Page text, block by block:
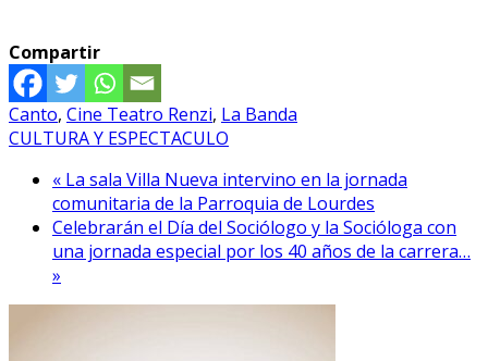
Compartir
Canto, Cine Teatro Renzi, La Banda
CULTURA Y ESPECTACULO
« La sala Villa Nueva intervino en la jornada
comunitaria de la Parroquia de Lourdes
Celebrarán el Día del Sociólogo y la Socióloga con
una jornada especial por los 40 años de la carrera…
»